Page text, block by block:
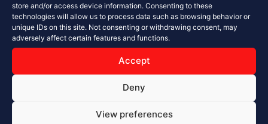
store and/or access device information. Consenting to these
technologies will allow us to process data such as browsing behavior or
unique IDs on this site. Not consenting or withdrawing consent, may
adversely affect certain features and functions.
Accept
Deny
View preferences
de
materiales a
granel
Diseño
modular y
alta
resistencia...
Ver Más